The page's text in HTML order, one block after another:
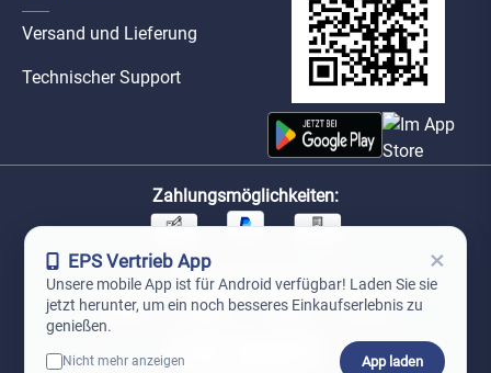
Versand und Lieferung
Technischer Support
Zahlungsmöglichkeiten:
Unsere Versandpartner:
EPS Vertrieb App ×
Unsere mobile App ist für Android verfügbar! Laden Sie sie
jetzt herunter, um ein noch besseres Einkaufserlebnis zu
genießen.
Nicht mehr anzeigen App laden